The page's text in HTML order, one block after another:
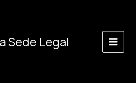
Sede Legal